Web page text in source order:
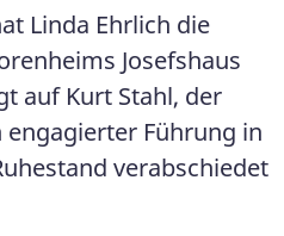
Linda Ehrlich die
Josefshaus
auf Kurt Stahl, der
engagierter Führung in
verabschiedet